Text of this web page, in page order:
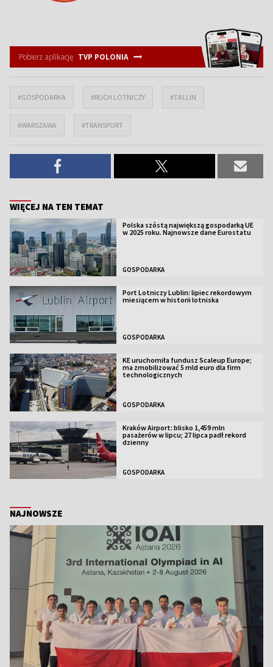
Pobierz aplikację TVP POLONIA
#GOSPODARKA #RUCH LOTNICZY #TALLIN
#WARSZAWA #TRANSPORT
WIĘCEJ NA TEN TEMAT
Polska szóstą największą gospodarką UE
w 2025 roku. Najnowsze dane Eurostatu
GOSPODARKA
Port Lotniczy Lublin: lipiec rekordowym
miesiącem w historii lotniska
GOSPODARKA
KE uruchomiła fundusz Scaleup Europe;
ma zmobilizować 5 mld euro dla firm
technologicznych
GOSPODARKA
Kraków Airport: blisko 1,459 mln
pasażerów w lipcu; 27 lipca padł rekord
dzienny
GOSPODARKA
NAJNOWSZE